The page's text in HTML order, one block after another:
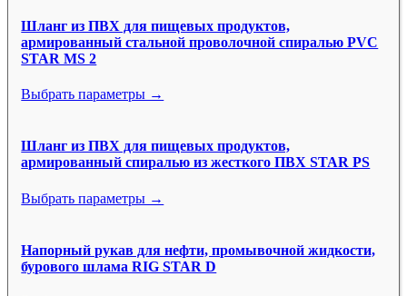
Шланг из ПВХ для пищевых продуктов,
армированный стальной проволочной спиралью PVC
STAR MS 2
Выбрать параметры →
Шланг из ПВХ для пищевых продуктов,
армированный спиралью из жесткого ПВХ STAR PS
Выбрать параметры →
Напорный рукав для нефти, промывочной жидкости,
бурового шлама RIG STAR D